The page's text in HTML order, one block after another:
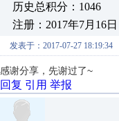
历史总积分：1046
注册：2017年7月16日
发表于：2017-07-27 18:19:34
感谢分享，先谢过了~
回复 引用 举报